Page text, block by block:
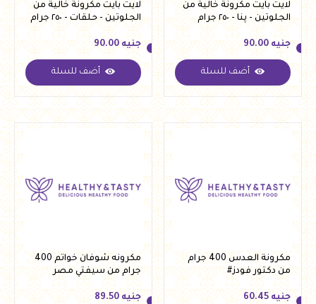
لايت بايت مكرونة خالية من
الجلوتين - پنا - ٢٥٠ جرام
جنيه
جنيه 90.00
أضف للسلة
لايت بايت مكرونة خالية من
الجلوتين - حلقات - ٢٥٠ جرام
جنيه
جنيه 90.00
أضف للسلة
مكرونة العدس 400 جرام
من دكتور فودز#
جنيه 60.45
مكرونه شوفان خواتم 400
جرام من سيفتي مصر
جنيه 89.50